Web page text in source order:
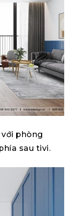
phòng
sau tivi.